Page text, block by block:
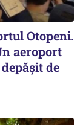
Otopeni.
aeroport
de